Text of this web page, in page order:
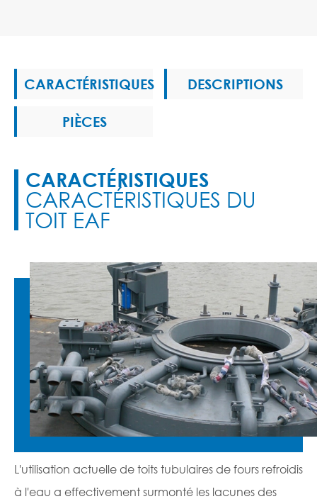
CARACTÉRISTIQUES DESCRIPTIONS
PIÈCES
CARACTÉRISTIQUES
CARACTÉRISTIQUES DU
TOIT EAF
L'utilisation actuelle de toits tubulaires de fours refroidis
à l'eau a effectivement surmonté les lacunes des